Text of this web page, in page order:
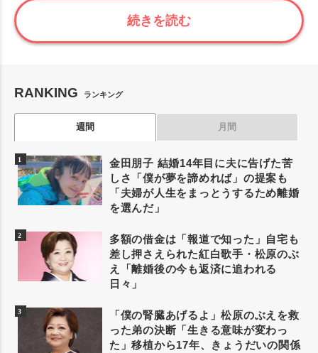
続きを読む
RANKING ランキング
週間 月間
金田朋子 結婚14年目に夫に告げた苦
しさ「僕が夢を諦めれば」の提案も
「夫婦が人生をまっとうするため離婚
を選んだ」
多額の借金は「報道で知った」自宅も
差し押さえられた紅白歌手・松原のぶ
え「離婚後の今も返済に追われる
日々」
「僕の腎臓あげるよ」松原のぶえを救
った弟の決断「生きる意味が変わっ
た」移植から17年、きょうだいの関係